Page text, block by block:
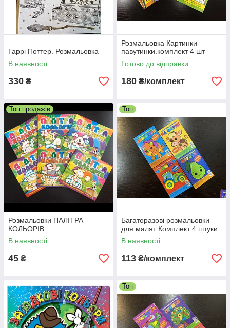
Гаррі Поттер. Розмальовка
В наявності
330 ₴
Розмальовка Картинки-
павутинки.комплект 4 шт
Готово до відправки
180 ₴/комплект
Топ продажів
Розмальовки ПАЛІТРА
КОЛЬОРІВ
В наявності
45 ₴
Топ
Багаторазові розмальовки
для малят Комплект 4 штуки
В наявності
113 ₴/комплект
Топ